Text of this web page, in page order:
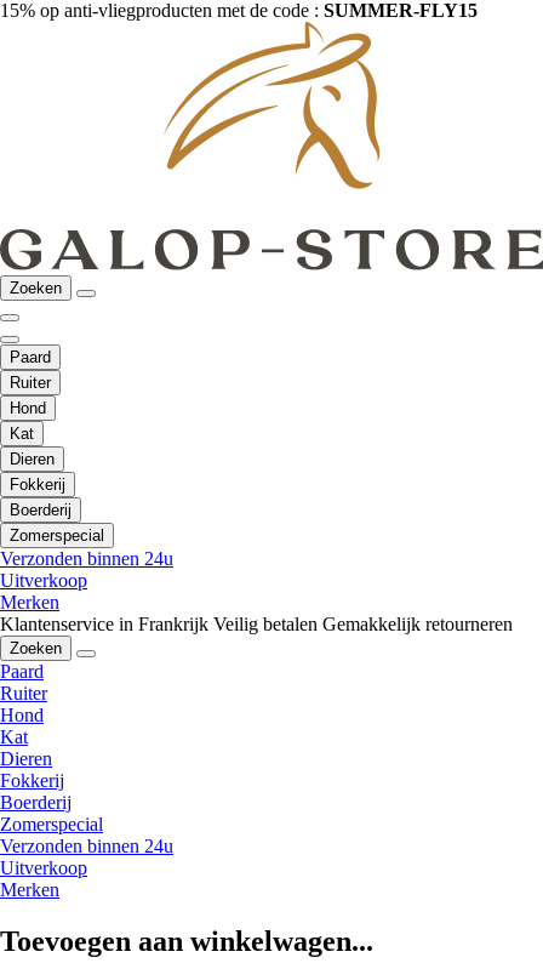
15% op anti-vliegproducten met de code : SUMMER-FLY15
Zoeken
Paard
Ruiter
Hond
Kat
Dieren
Fokkerij
Boerderij
Zomerspecial
Verzonden binnen 24u
Uitverkoop
Merken
Klantenservice in Frankrijk Veilig betalen Gemakkelijk retourneren
Zoeken
Paard
Ruiter
Hond
Kat
Dieren
Fokkerij
Boerderij
Zomerspecial
Verzonden binnen 24u
Uitverkoop
Merken
Toevoegen aan winkelwagen...